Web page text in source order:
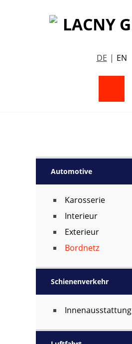
DE EN
Automotive
Karosserie
Interieur
Exterieur
Bordnetz
Schienenverkehr
Innenausstattung